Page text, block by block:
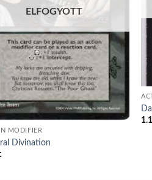
ELFOGYOTT
MODIFIER
Divination